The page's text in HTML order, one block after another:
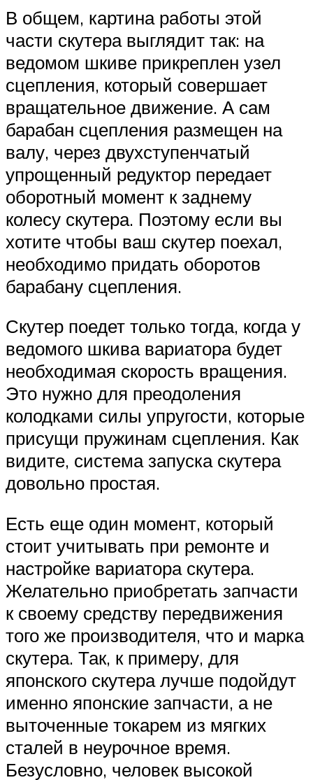
В общем, картина работы этой
части скутера выглядит так: на
ведомом шкиве прикреплен узел
сцепления, который совершает
вращательное движение. А сам
барабан сцепления размещен на
валу, через двухступенчатый
упрощенный редуктор передает
оборотный момент к заднему
колесу скутера. Поэтому если вы
хотите чтобы ваш скутер поехал,
необходимо придать оборотов
барабану сцепления.
Скутер поедет только тогда, когда у
ведомого шкива вариатора будет
необходимая скорость вращения.
Это нужно для преодоления
колодками силы упругости, которые
присущи пружинам сцепления. Как
видите, система запуска скутера
довольно простая.
Есть еще один момент, который
стоит учитывать при ремонте и
настройке вариатора скутера.
Желательно приобретать запчасти
к своему средству передвижения
того же производителя, что и марка
скутера. Так, к примеру, для
японского скутера лучше подойдут
именно японские запчасти, а не
выточенные токарем из мягких
сталей в неурочное время.
Безусловно, человек высокой